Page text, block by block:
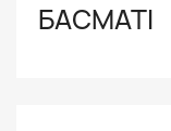
БАСМАТІ